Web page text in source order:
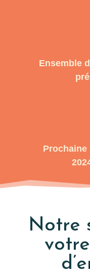
Ensemble
Prochaine
Notre